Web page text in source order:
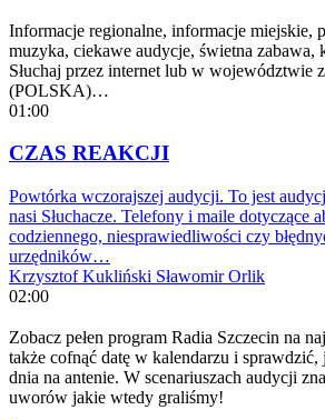
Informacje regionalne, informacje miejskie,
muzyka, ciekawe audycje, świetna zabawa,
Słuchaj przez internet lub w województwie
(POLSKA)…
01:00
CZAS REAKCJI
Powtórka wczorajszej audycji. To jest
nasi Słuchacze. Telefony i maile dotyczące
codziennego, niesprawiedliwości czy
urzędników…
Krzysztof Kukliński Sławomir Orlik
02:00
Zobacz pełen program Radia Szczecin na
także cofnąć datę w kalendarzu i sprawdzić,
dnia na antenie. W scenariuszach audycji
uworów jakie wtedy graliśmy!